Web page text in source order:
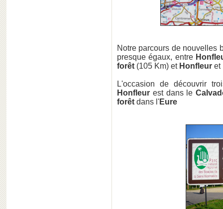
Notre parcours de nouvelles
presque égaux, entre
forêt (105 Km) et Honfleur et
L'occasion de découvrir
Honfleur est dans le
forêt dans l'Eure